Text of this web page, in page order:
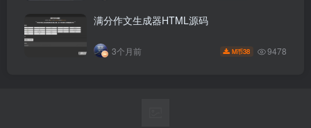
满分作文生成器HTML源码
3个月前 M币38 9478